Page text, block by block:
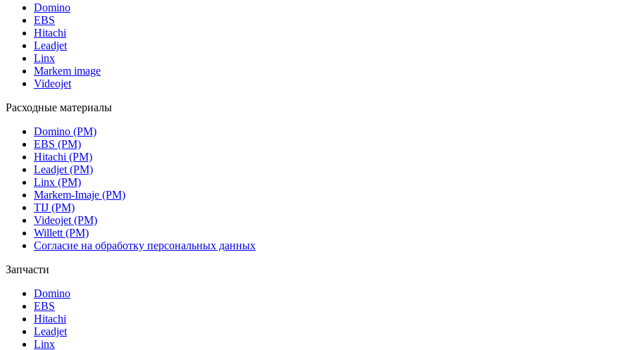
Domino
EBS
Hitachi
Leadjet
Linx
Markem image
Videojet
Расходные материалы
Domino (РМ)
EBS (РМ)
Hitachi (РМ)
Leadjet (РМ)
Linx (РМ)
Markem-Imaje (РМ)
TIJ (РМ)
Videojet (РМ)
Willett (РМ)
Согласие на обработку персональных данных
Запчасти
Domino
EBS
Hitachi
Leadjet
Linx